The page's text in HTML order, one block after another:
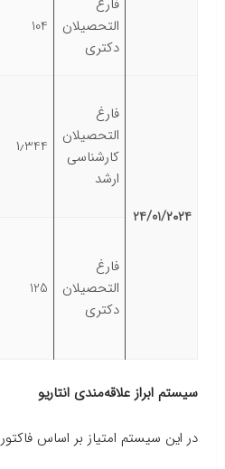
التحصیلان
دکتری
104
24/01/۲۰۲4
فارغ
التحصیلان
کارشناسی
ارشد
۱٫344
فارغ
التحصیلان
دکتری
125
سیستم ابراز علاقه‌مندی انتاریو
در این سیستم امتیاز بر اساس